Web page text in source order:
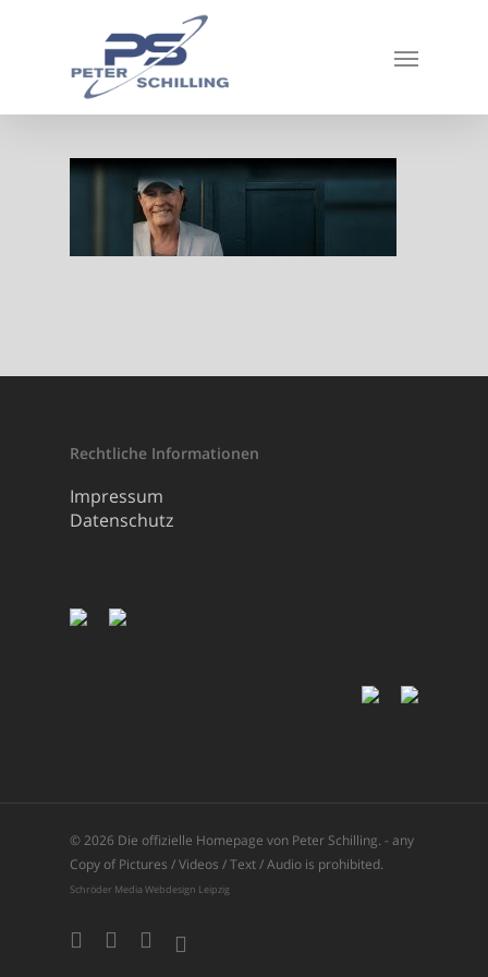
Rechtliche Informationen
Impressum
Datenschutz
© 2026 Die offizielle Homepage von Peter Schilling. - any
Copy of Pictures / Videos / Text / Audio is prohibited.
Schröder Media Webdesign Leipzig